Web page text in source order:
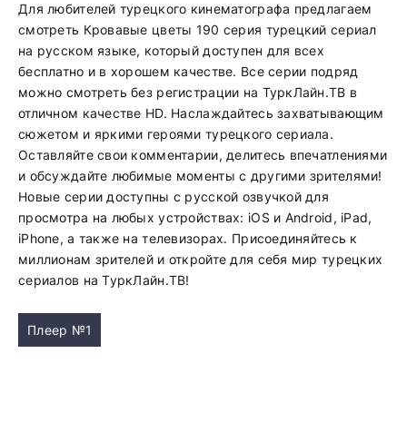
Для любителей турецкого кинематографа предлагаем
смотреть Кровавые цветы 190 серия турецкий сериал
на русском языке, который доступен для всех
бесплатно и в хорошем качестве. Все серии подряд
можно смотреть без регистрации на ТуркЛайн.ТВ в
отличном качестве HD. Наслаждайтесь захватывающим
сюжетом и яркими героями турецкого сериала.
Оставляйте свои комментарии, делитесь впечатлениями
и обсуждайте любимые моменты с другими зрителями!
Новые серии доступны с русской озвучкой для
просмотра на любых устройствах: iOS и Android, iPad,
iPhone, а также на телевизорах. Присоединяйтесь к
миллионам зрителей и откройте для себя мир турецких
сериалов на ТуркЛайн.ТВ!
Плеер №1